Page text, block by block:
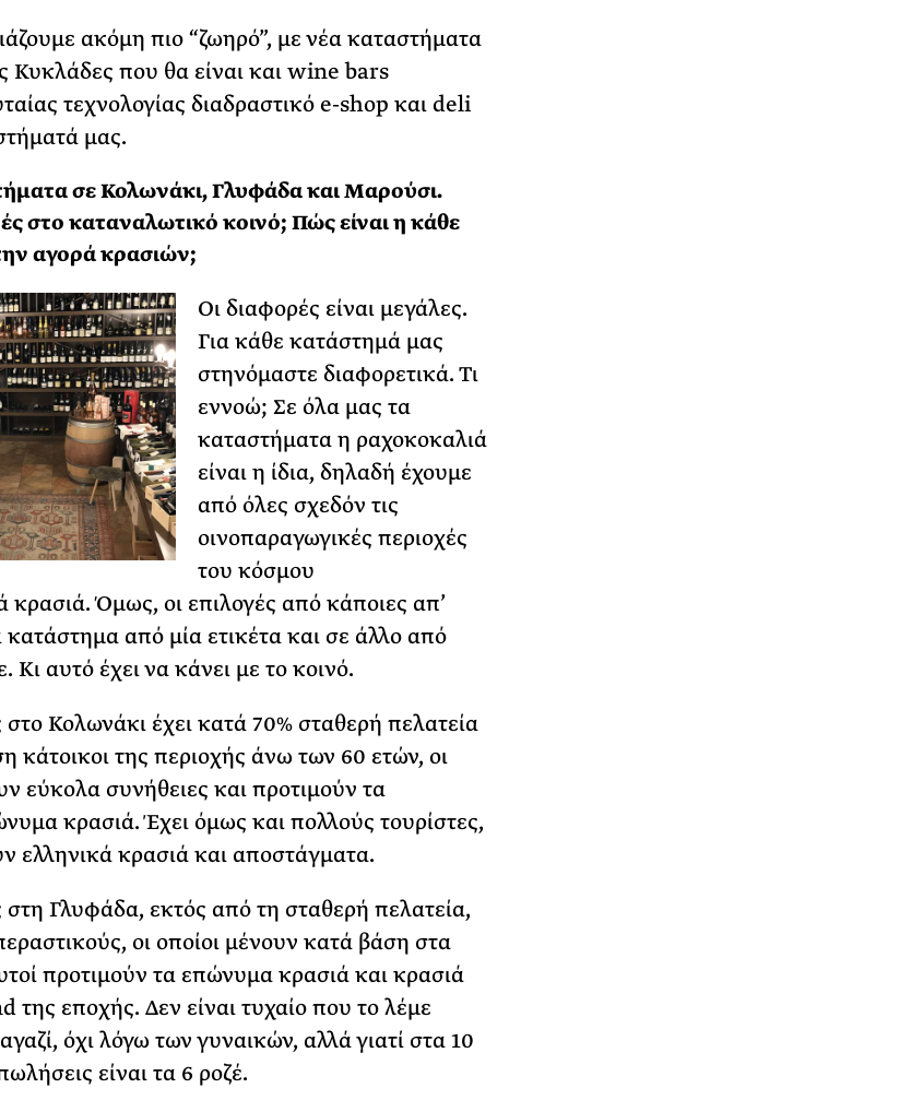
ακόμη πιο “ζωηρό”, με νέα καταστήματα
Κυκλάδες που θα είναι και wine bars
τεχνολογίας διαδραστικό e-shop και deli
μας.
σε Κολωνάκι, Γλυφάδα και Μαρούσι.
στο καταναλωτικό κοινό; Πώς είναι η κάθε
αγορά κρασιών;
Οι διαφορές είναι μεγάλες.
Για κάθε κατάστημά μας
στηνόμαστε διαφορετικά. Τι
εννοώ; Σε όλα μας τα
καταστήματα η ραχοκοκαλιά
είναι η ίδια, δηλαδή έχουμε
από όλες σχεδόν τις
οινοπαραγωγικές περιοχές
του κόσμου
κρασιά. Όμως, οι επιλογές από κάποιες απ’
κατάστημα από μία ετικέτα και σε άλλο από
Κι αυτό έχει να κάνει με το κοινό.
Κολωνάκι έχει κατά 70% σταθερή πελατεία
κάτοικοι της περιοχής άνω των 60 ετών, οι
εύκολα συνήθειες και προτιμούν τα
κρασιά. Έχει όμως και πολλούς τουρίστες,
ελληνικά κρασιά και αποστάγματα.
Γλυφάδα, εκτός από τη σταθερή πελατεία,
οι οποίοι μένουν κατά βάση στα
προτιμούν τα επώνυμα κρασιά και κρασιά
της εποχής. Δεν είναι τυχαίο που το λέμε
όχι λόγω των γυναικών, αλλά γιατί στα 10
είναι τα 6 ροζέ.